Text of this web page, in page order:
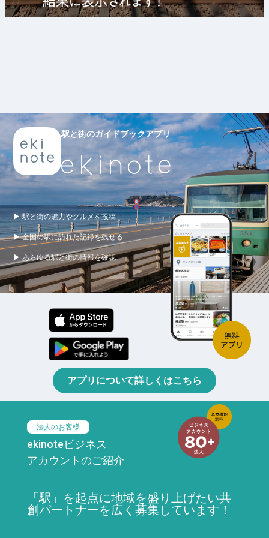
駅と街のガイドブックアプリ
▶ 駅と街の魅力やグルメを投稿
▶ 全国の駅に訪れた記録を残せる
▶ あらゆる駅と街の情報を確認
アプリについて詳しくはこちら
法人のお客様
ekinoteビジネス
アカウントのご紹介
「駅」を起点に地域を盛り上げたい共
創パートナーを広く募集しています！